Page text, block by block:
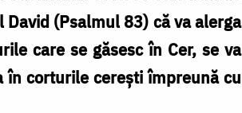
(Psalmul 83) că va alerga
care se găsesc în Cer, se va
în corturile cerești împreună cu